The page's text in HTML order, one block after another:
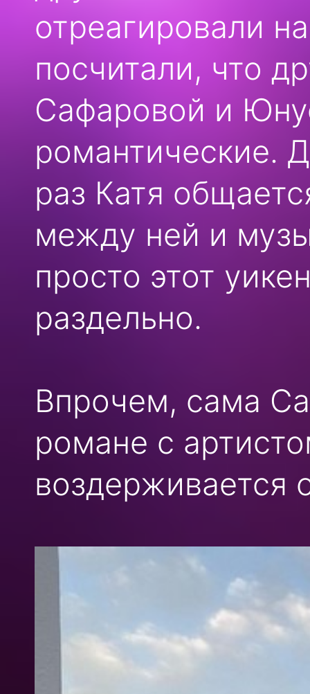
отреагировали
посчитали, что
Сафаровой и
романтические.
раз Катя
между ней и
просто этот
раздельно.
Впрочем, сама
романе с
воздерживается